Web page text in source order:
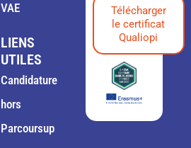
VAE
LIENS
UTILES
Candidature
hors
Parcoursup
Télécharger
le certificat
Qualiopi